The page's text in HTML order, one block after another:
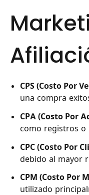
CPS (Costo Por
una compra
CPA (Costo Por
como registros o
CPC (Costo Por
debido al mayor
CPM (Costo Por
utilizado